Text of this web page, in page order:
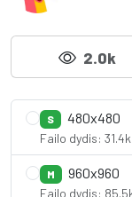
2.0k
S 480x480
Failo dydis:
M 960x960
Failo dydis: